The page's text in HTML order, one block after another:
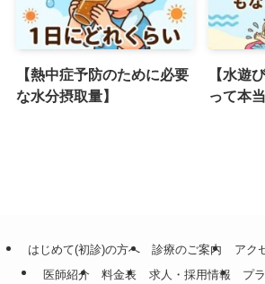
【熱中症予防のために必要
な水分摂取量】
【水遊
って本
はじめて(初診)の方へ 診療のご案内 アク
医師紹介
料金表 求人・採用情報 プ